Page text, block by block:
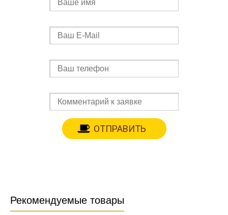
Рекомендуемые товары